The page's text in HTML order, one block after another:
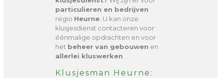
particulieren en bedrijven
regio Heurne. U kan onze
klusjesdienst contacteren voor
éénmalige opdrachten en voor
het beheer van gebouwen en
allerlei kluswerken
Klusjesman Heurne: